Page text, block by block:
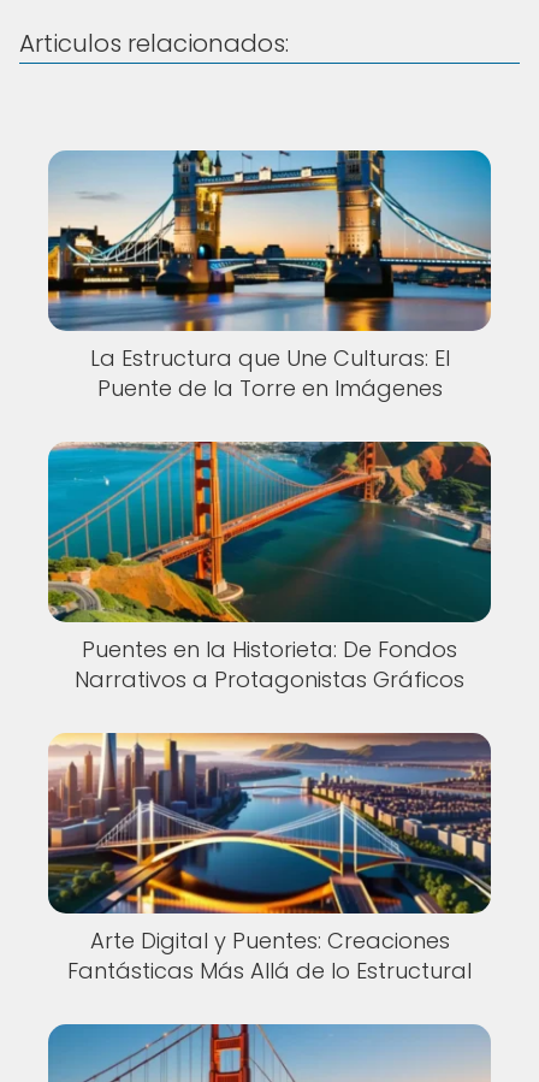
Articulos relacionados:
La Estructura que Une Culturas: El
Puente de la Torre en Imágenes
Puentes en la Historieta: De Fondos
Narrativos a Protagonistas Gráficos
Arte Digital y Puentes: Creaciones
Fantásticas Más Allá de lo Estructural